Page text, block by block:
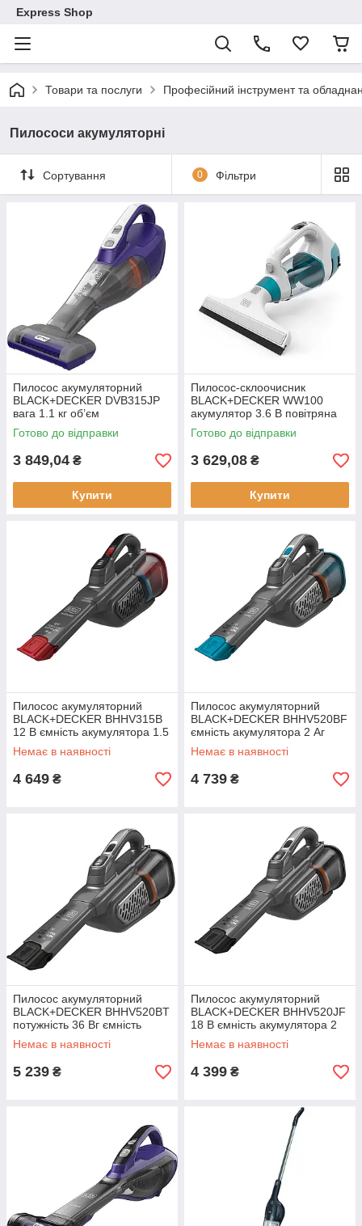
Express Shop
Товари та послуги Професійний інструмент та
Пилососи акумуляторні
Сортування 0 Фільтри
Пилосос акумуляторний
BLACK+DECKER DVB315JP
вага 1.1 кг об’єм
пилозбірника 0.4 л потужність
22 Вт час роботи 9 хв
Готово до відправки
3 849,04 ₴
Купити
Пилосос-склоочисник
BLACK+DECKER WW100
акумулятор 3.6 В повітряна
потужність 2.5 аВт вага 0.74
кг об'єм 0.1 л
Готово до відправки
3 629,08 ₴
Купити
Пилосос акумуляторний
BLACK+DECKER BHHV315B
12 В ємність акумулятора 1.5
Аг об'єм пилозбірника 0.7 л
вага 1.2 кг
Немає в наявності
4 649 ₴
Пилосос акумуляторний
BLACK+DECKER BHHV520BF
ємність акумулятора 2 Аг
вага 1.2 кг час роботи 21 хв
потужність 18 В
Немає в наявності
4 739 ₴
Пилосос акумуляторний
BLACK+DECKER BHHV520BT
потужність 36 Вг ємність
акумулятора 2 Аг вага 1.2 кг
об'єм 0.7 л
Немає в наявності
5 239 ₴
Пилосос акумуляторний
BLACK+DECKER BHHV520JF
18 В ємність акумулятора 2
Аг вага 1.2 кг об'єм
пилозбірника 0.7 л потужність
Немає в наявності
4 399 ₴